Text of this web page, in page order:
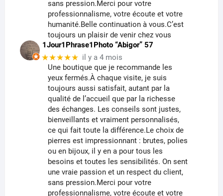
sans pression.Merci pour votre
professionnalisme, votre écoute et votre
humanité.Belle continuation à vous.C’est
toujours un plaisir de venir chez vous
1Jour1Phrase1Photo “Abigor” 57
★★★★★ il y a 4 mois
Une boutique que je recommande les
yeux fermés.À chaque visite, je suis
toujours aussi satisfait, autant par la
qualité de l’accueil que par la richesse
des échanges. Les conseils sont justes,
bienveillants et vraiment personnalisés,
ce qui fait toute la différence.Le choix de
pierres est impressionnant : brutes, polies
ou en bijoux, il y en a pour tous les
besoins et toutes les sensibilités. On sent
une vraie passion et un respect du client,
sans pression.Merci pour votre
professionnalisme, votre écoute et votre